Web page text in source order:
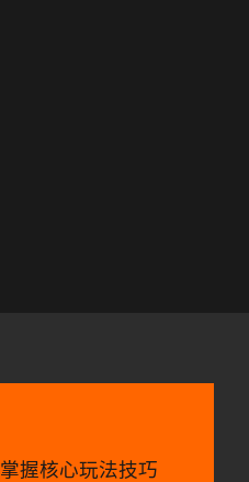
掌握核心玩法技巧